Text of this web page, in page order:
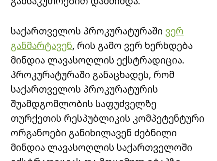
საქართველოს პროკურატურაში ვერ
განმარტავენ, რის გამო ვერ ხერხდება
მინდია ლავასოღლის ექსტრადიცია.
პროკურატურაში განაცხადეს, რომ
საქართველოს პროკურატურის
შუამდგომლობის საფუძველზე
თურქეთის რესპუბლიკის კომპეტენტური
ორგანოები განიხილავენ ძებნილი
მინდია ლავასოღლის საქართველოში